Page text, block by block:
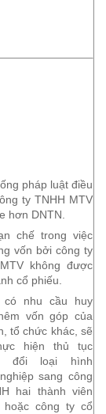
pháp luật điều
ty TNHH MTV
hơn DNTN.
chế trong việc
vốn bởi công ty
không được
cổ phiếu.
nhu cầu huy
vốn góp của
tổ chức khác, sẽ
hiện thủ tục
đổi loại hình
sang công
hai thành viên
công ty cổ